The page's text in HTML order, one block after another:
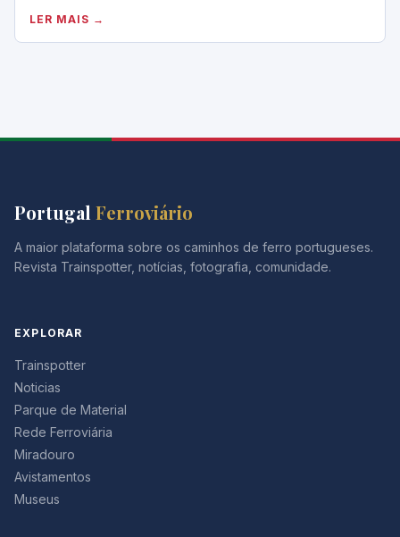
LER MAIS →
Portugal Ferroviário
A maior plataforma sobre os caminhos de ferro portugueses.
Revista Trainspotter, notícias, fotografia, comunidade.
EXPLORAR
Trainspotter
Noticias
Parque de Material
Rede Ferroviária
Miradouro
Avistamentos
Museus